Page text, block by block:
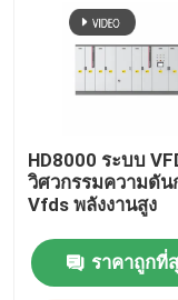
HD8000 ระบบ
วิศวกรรมความดัน
Vfds พลังงานสูง
ราคาถูกที่